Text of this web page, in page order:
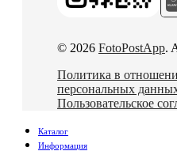
© 2026 FotoPostApp.
Политика в
персональных
Пользовательское
Каталог
Информация